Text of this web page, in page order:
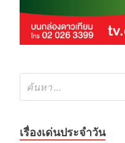
เรื่องเด่นประจำวัน